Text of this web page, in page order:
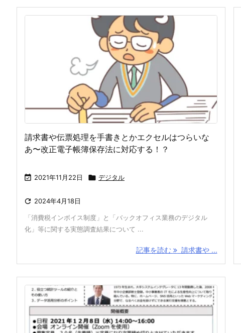
請求書や伝票処理を手書きとかエクセルはつらいな
あ〜改正電子帳簿保存法に対応する！？
 2021年11月22日  デジタル
 2024年4月18日
「消費税インボイス制度」と「バックオフィス業務のデジタル
化」等に関する実態調査結果について ...
記事を読む 請求書や ...